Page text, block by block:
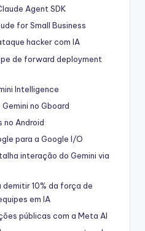
Agent SDK
for Small Business
hacker com IA
de forward deployment
Intelligence
no Gboard
no Android
para a Google I/O
interação do Gemini via
10% da força de
em IA
públicas com a Meta AI